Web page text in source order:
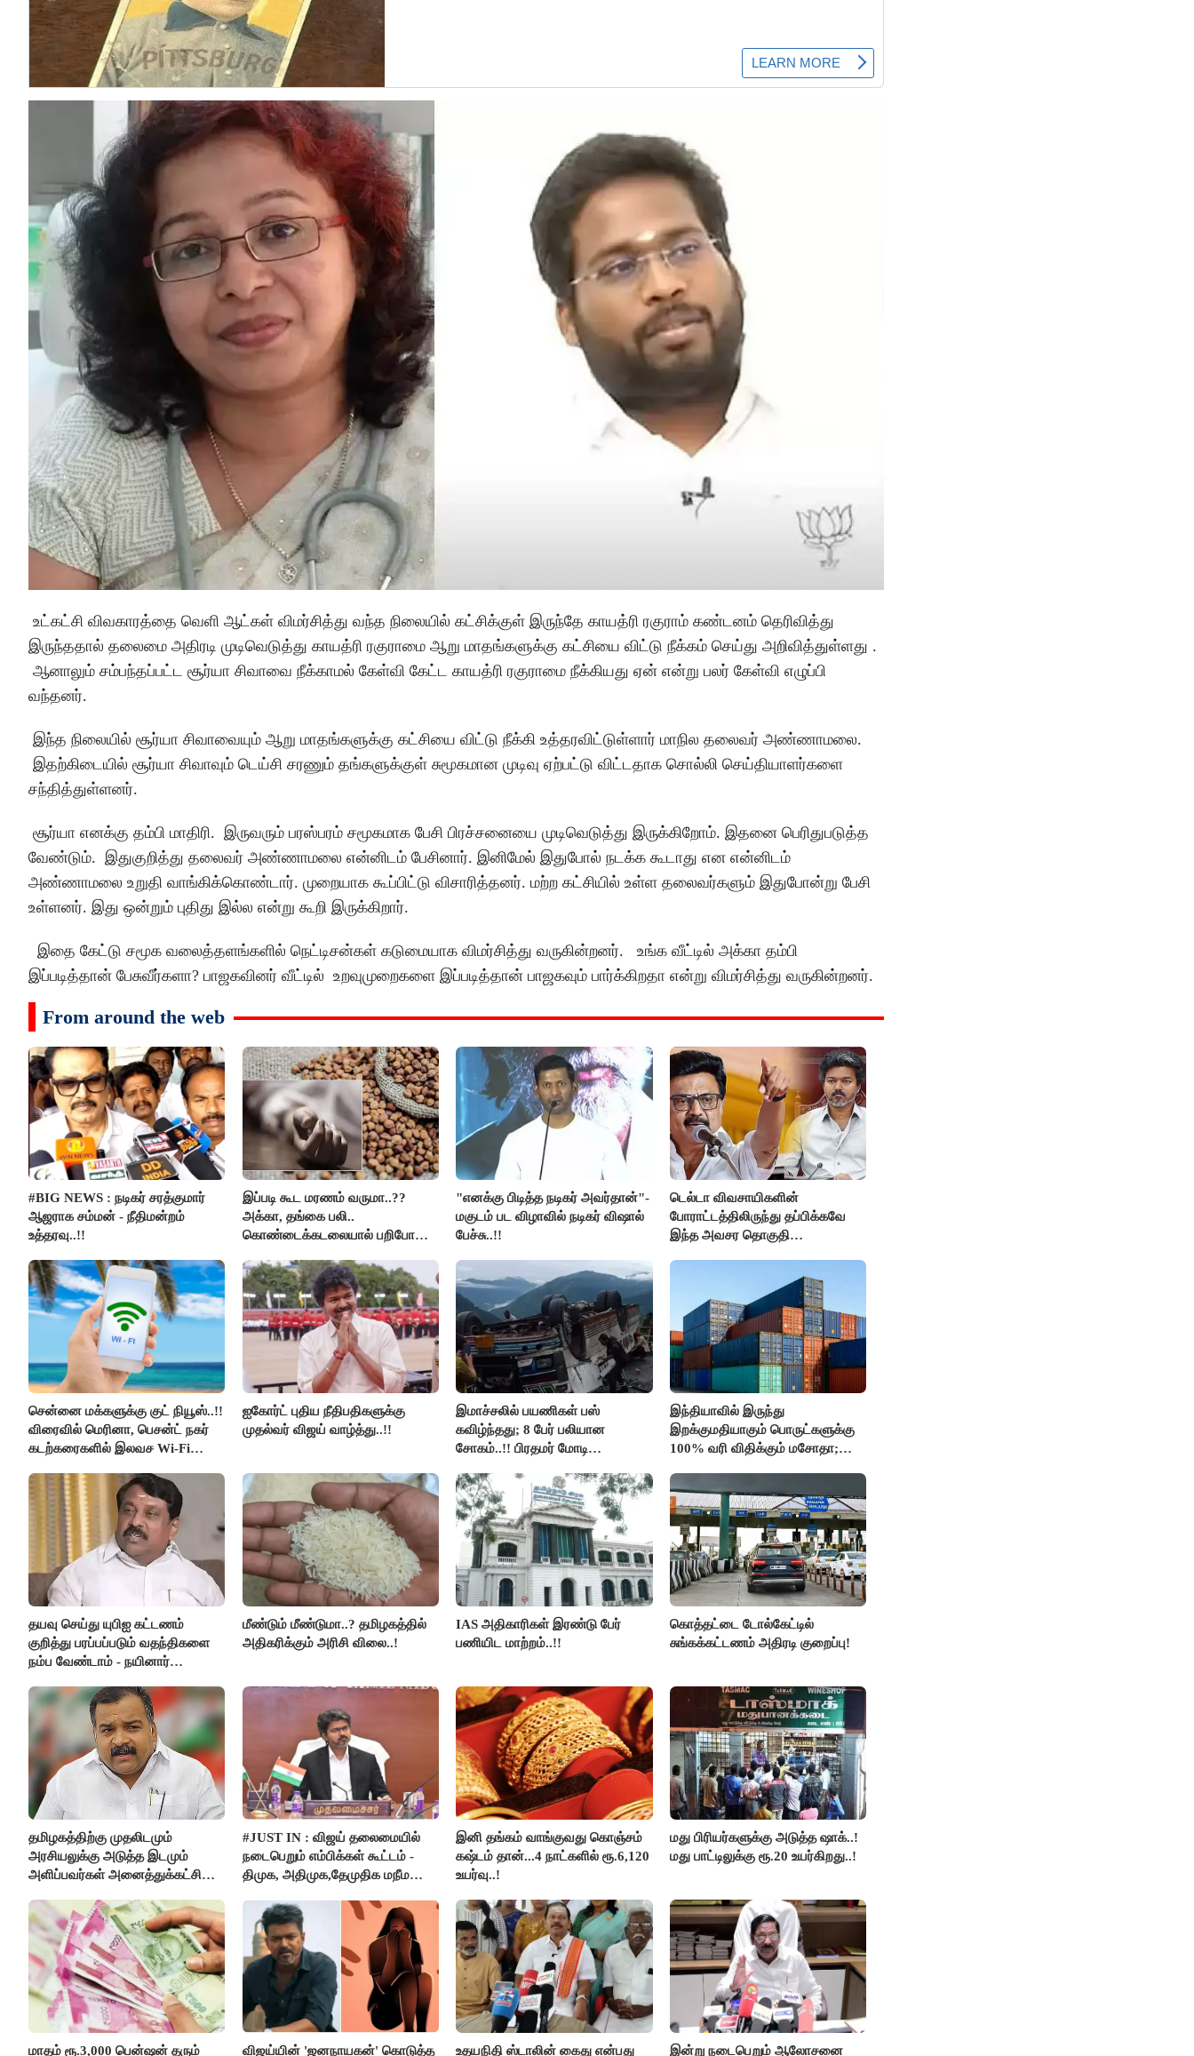
உட்கட்சி விவகாரத்தை வெளி ஆட்கள் விமர்சித்து வந்த நிலையில் கட்சிக்குள் இருந்தே காயத்ரி ரகுராம் கண்டனம் தெரிவித்து
இருந்ததால் தலைமை அதிரடி முடிவெடுத்து காயத்ரி ரகுராமை ஆறு மாதங்களுக்கு கட்சியை விட்டு நீக்கம் செய்து அறிவித்துள்ளது .
ஆனாலும் சம்பந்தப்பட்ட சூர்யா சிவாவை நீக்காமல் கேள்வி கேட்ட காயத்ரி ரகுராமை நீக்கியது ஏன் என்று பலர் கேள்வி எழுப்பி
வந்தனர்.
இந்த நிலையில் சூர்யா சிவாவையும் ஆறு மாதங்களுக்கு கட்சியை விட்டு நீக்கி உத்தரவிட்டுள்ளார் மாநில தலைவர் அண்ணாமலை.
இதற்கிடையில் சூர்யா சிவாவும் டெய்சி சரணும் தங்களுக்குள் சுமூகமான முடிவு ஏற்பட்டு விட்டதாக சொல்லி செய்தியாளர்களை
சந்தித்துள்ளனர்.
சூர்யா எனக்கு தம்பி மாதிரி. இருவரும் பரஸ்பரம் சமூகமாக பேசி பிரச்சனையை முடிவெடுத்து இருக்கிறோம். இதனை பெரிதுபடுத்த
வேண்டும். இதுகுறித்து தலைவர் அண்ணாமலை என்னிடம் பேசினார். இனிமேல் இதுபோல் நடக்க கூடாது என என்னிடம்
அண்ணாமலை உறுதி வாங்கிக்கொண்டார். முறையாக கூப்பிட்டு விசாரித்தனர். மற்ற கட்சியில் உள்ள தலைவர்களும் இதுபோன்று பேசி
உள்ளனர். இது ஒன்றும் புதிது இல்ல என்று கூறி இருக்கிறார்.
இதை கேட்டு சமூக வலைத்தளங்களில் நெட்டிசன்கள் கடுமையாக விமர்சித்து வருகின்றனர். உங்க வீட்டில் அக்கா தம்பி
இப்படித்தான் பேசுவீர்களா? பாஜகவினர் வீட்டில் உறவுமுறைகளை இப்படித்தான் பாஜகவும் பார்க்கிறதா என்று விமர்சித்து வருகின்றனர்.
From around the web
#BIG NEWS : நடிகர் சரத்குமார்
ஆஜராக சம்மன் - நீதிமன்றம்
உத்தரவு..!!
இப்படி கூட மரணம் வருமா..??
அக்கா, தங்கை பலி..
கொண்டைக்கடலையால் பறிபோன
"எனக்கு பிடித்த நடிகர் அவர்தான்"-
மகுடம் பட விழாவில் நடிகர் விஷால்
பேச்சு..!!
டெல்டா விவசாயிகளின்
போராட்டத்திலிருந்து தப்பிக்கவே
இந்த அவசர தொகுதி
அரங்கேற்றுகிறார் முதலமைச்சர் -
சென்னை மக்களுக்கு குட் நியூஸ்..!!
விரைவில் மெரினா, பெசன்ட் நகர்
கடற்கரைகளில் இலவச Wi-Fi
ஐகோர்ட் புதிய நீதிபதிகளுக்கு
முதல்வர் விஜய் வாழ்த்து..!!
இமாச்சலில் பயணிகள் பஸ்
கவிழ்ந்தது; 8 பேர் பலியான
சோகம்..!! பிரதமர் மோடி
இந்தியாவில் இருந்து
இறக்குமதியாகும் பொருட்களுக்கு
100% வரி விதிக்கும் மசோதா;
தயவு செய்து யுபிஐ கட்டணம்
குறித்து பரப்பப்படும் வதந்திகளை
நம்ப வேண்டாம் - நயினார்
மீண்டும் மீண்டுமா..? தமிழகத்தில்
அதிகரிக்கும் அரிசி விலை..!
IAS அதிகாரிகள் இரண்டு பேர்
பணியிட மாற்றம்..!!
கொத்தட்டை டோல்கேட்டில்
சுங்கக்கட்டணம் அதிரடி குறைப்பு!
தமிழகத்திற்கு முதலிடமும்
அரசியலுக்கு அடுத்த இடமும்
அளிப்பவர்கள் அனைத்துக்கட்சி
- மாணிக்கம் தாகூர்..!!
#JUST IN : விஜய் தலைமையில்
நடைபெறும் எம்பிக்கள் கூட்டம் -
திமுக, அதிமுக,தேமுதிக மநீம
இனி தங்கம் வாங்குவது கொஞ்சம்
கஷ்டம் தான்...4 நாட்களில் ரூ.6,120
உயர்வு..!
மது பிரியர்களுக்கு அடுத்த ஷாக்..!
மது பாட்டிலுக்கு ரூ.20 உயர்கிறது..!
மாதம் ரூ.3,000 பென்ஷன் தரும் விஜய்யின் 'ஜனநாயகன்' கொடுத்த உதயநிதி ஸ்டாலின் கைது என்பது இன்று நடைபெறும் ஆலோசனை